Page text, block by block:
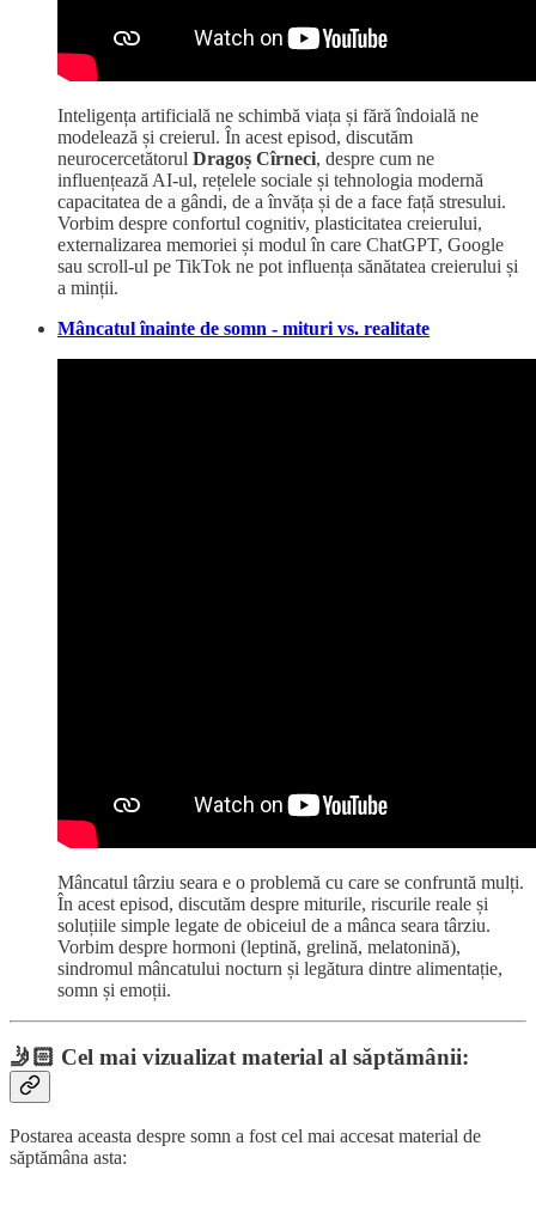
Inteligența artificială ne schimbă viața și fără îndoială ne
modelează și creierul. În acest episod, discutăm
neurocercetătorul Dragoș Cîrneci, despre cum ne
influențează AI-ul, rețelele sociale și tehnologia modernă
capacitatea de a gândi, de a învăța și de a face față stresului.
Vorbim despre confortul cognitiv, plasticitatea creierului,
externalizarea memoriei și modul în care ChatGPT, Google
sau scroll-ul pe TikTok ne pot influența sănătatea creierului și
a minții.
Mâncatul înainte de somn - mituri vs. realitate
Mâncatul târziu seara e o problemă cu care se confruntă mulți.
În acest episod, discutăm despre miturile, riscurile reale și
soluțiile simple legate de obiceiul de a mânca seara târziu.
Vorbim despre hormoni (leptină, grelină, melatonină),
sindromul mâncatului nocturn și legătura dintre alimentație,
somn și emoții.
🤳🏻 Cel mai vizualizat material al săptămânii:
Postarea aceasta despre somn a fost cel mai accesat material de
săptămâna asta: